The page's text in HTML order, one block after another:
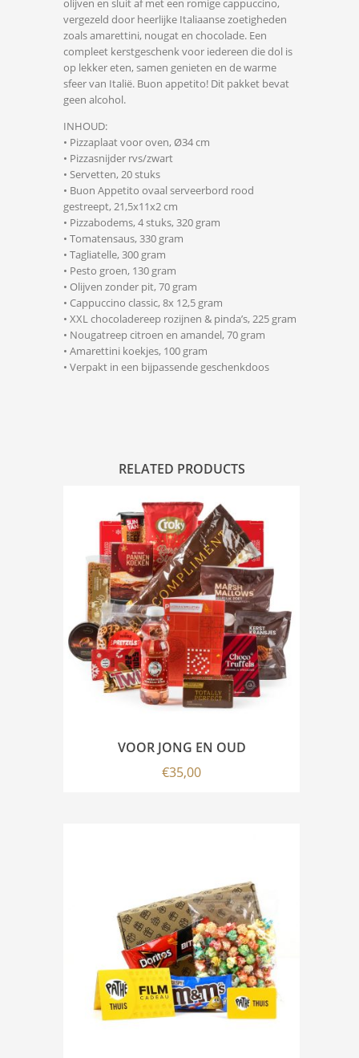
olijven en sluit af met een romige cappuccino,
vergezeld door heerlijke Italiaanse zoetigheden
zoals amarettini, nougat en chocolade. Een
compleet kerstgeschenk voor iedereen die dol is
op lekker eten, samen genieten en de warme
sfeer van Italië. Buon appetito! Dit pakket bevat
geen alcohol.
INHOUD:
• Pizzaplaat voor oven, Ø34 cm
• Pizzasnijder rvs/zwart
• Servetten, 20 stuks
• Buon Appetito ovaal serveerbord rood
gestreept, 21,5x11x2 cm
• Pizzabodems, 4 stuks, 320 gram
• Tomatensaus, 330 gram
• Tagliatelle, 300 gram
• Pesto groen, 130 gram
• Olijven zonder pit, 70 gram
• Cappuccino classic, 8x 12,5 gram
• XXL chocoladereep rozijnen & pinda’s, 225 gram
• Nougatreep citroen en amandel, 70 gram
• Amarettini koekjes, 100 gram
• Verpakt in een bijpassende geschenkdoos
RELATED PRODUCTS
VOOR JONG EN OUD
€35,00